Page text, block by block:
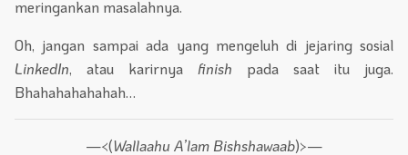
meringankan masalahnya.
Oh, jangan sampai ada yang mengeluh di jejaring sosial
LinkedIn, atau karirnya finish pada saat itu juga.
Bhahahahahahah…
—<(Wallaahu A’lam Bishshawaab)>—